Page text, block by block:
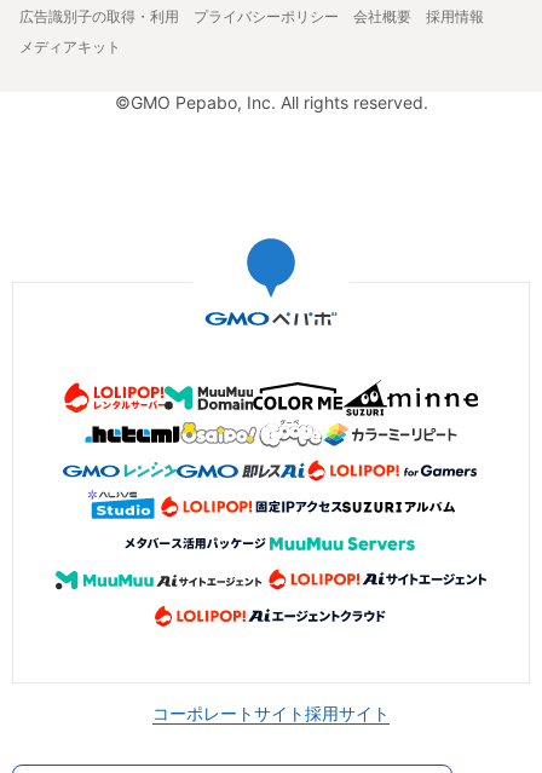
広告識別子の取得・利用
プライバシーポリシー 会社概要
採用情報
メディアキット
©GMO Pepabo, Inc. All rights reserved.
コーポレートサイト採用サイト